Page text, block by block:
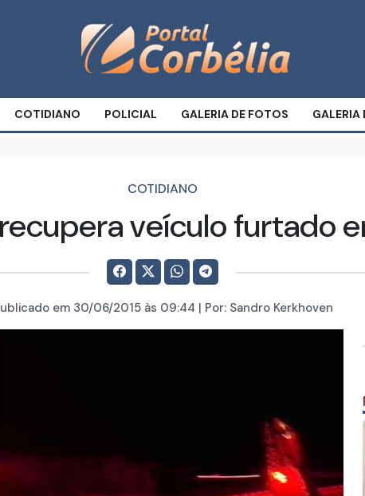
COTIDIANO POLICIAL GALERIA DE FOTOS GALERIA
COTIDIANO
veículo furtado
em 30/06/2015às 09:44 | Por: Sandro Kerkhoven